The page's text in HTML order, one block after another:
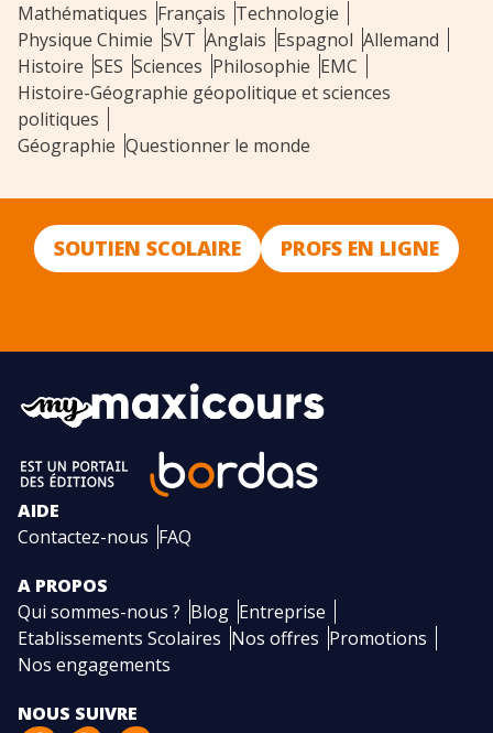
Mathématiques Français Technologie
Physique Chimie SVT Anglais Espagnol Allemand
Histoire SES Sciences Philosophie EMC
Histoire-Géographie géopolitique et sciences
politiques
Géographie Questionner le monde
SOUTIEN SCOLAIRE PROFS EN LIGNE
AIDE
Contactez-nous FAQ
A PROPOS
Qui sommes-nous ? Blog Entreprise
Etablissements Scolaires Nos offres Promotions
Nos engagements
NOUS SUIVRE